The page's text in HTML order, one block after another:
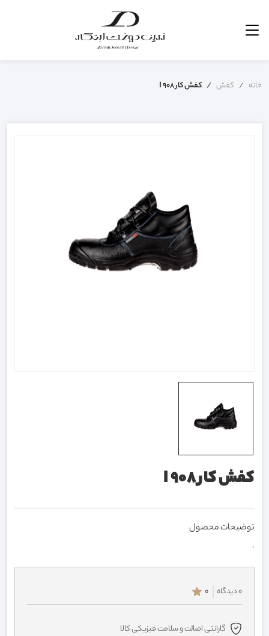
خانه کفش کفش کار I 908
کفش کار I 908
توضیحات محصول
.
0 دیدگاه 0
گارانتی اصالت و سلامت فیزیکی کالا